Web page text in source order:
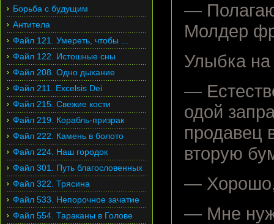
—
Молдер
Улыбка
—
одой
продавец
вторую
— Хорошо,
— Мне
Борьба с будущим
Антитела
Файл 121. Умереть, чтобы ...
Файл 122. Истошные сны
Файл 208. Одно дыхание
Файл 211. Excelsis Dei
Файл 215. Свежие кости
Файл 219. Корабль-призрак
Файл 222. Камень в болото
Файл 224. Наш городок
Файл 301. Путь благословенных
Файл 322. Трясина
Файл 533. Непорочное зачатие
Файл 554. Тараканы в Голове